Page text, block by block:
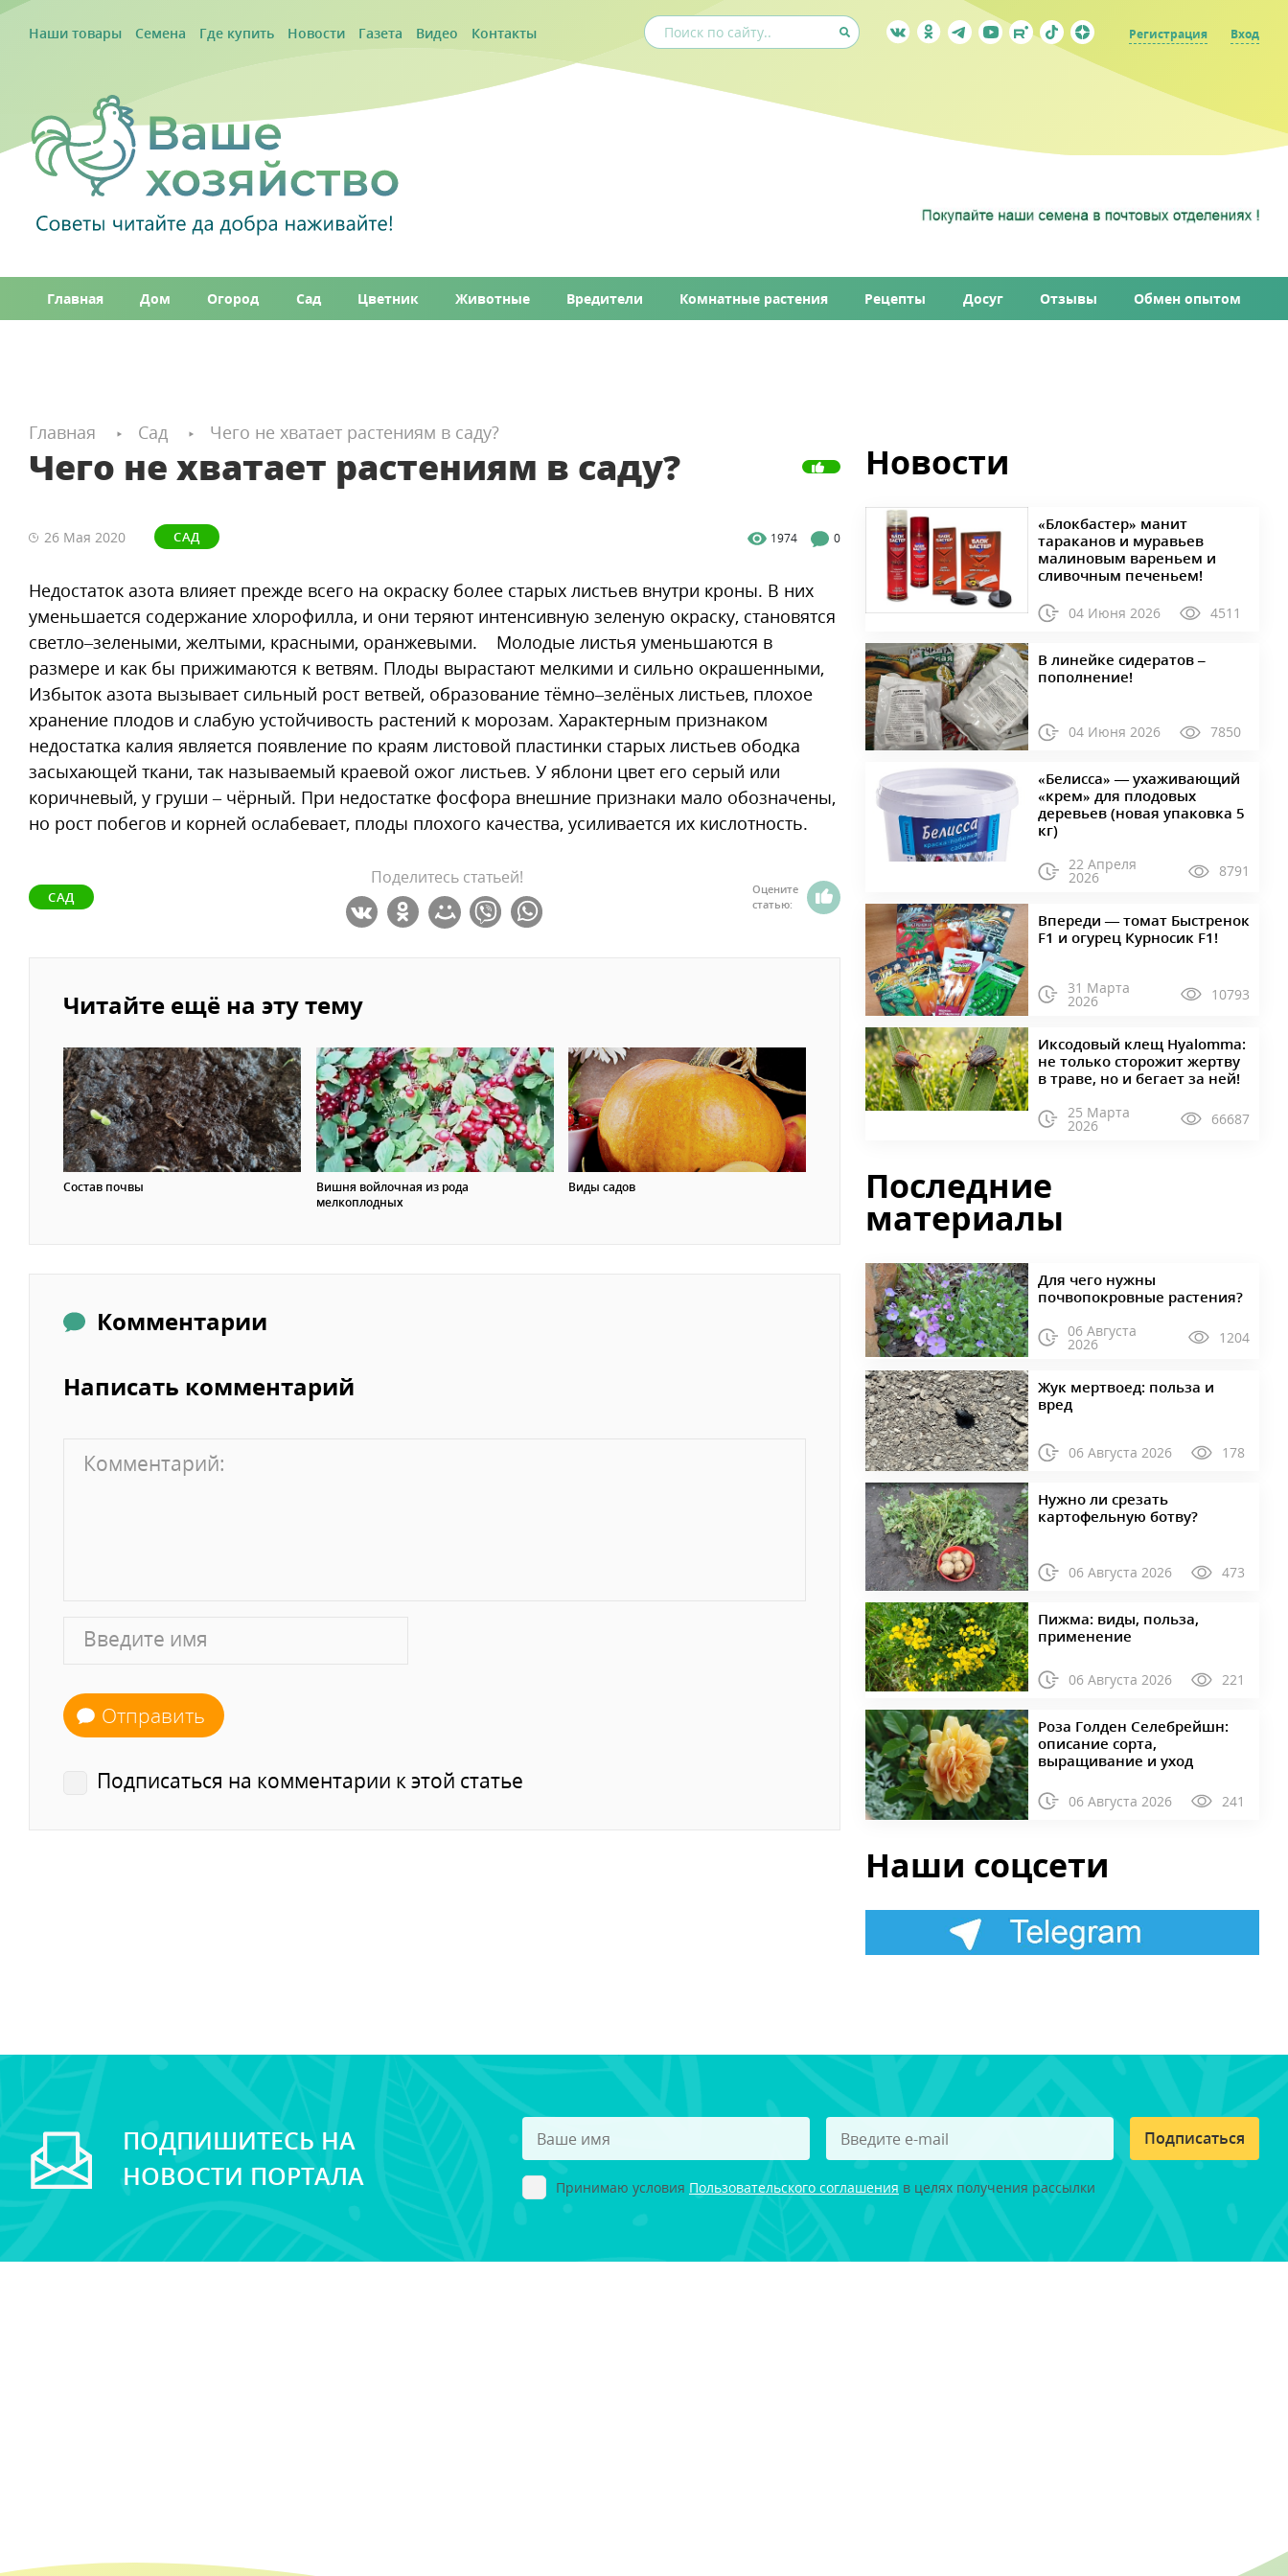
Наши товары Семена Где купить Новости Газета Видео Контакты Регистрация Вход
Главная Дом Огород Сад Цветник Животные Вредители Комнатные растения Рецепты Досуг Отзывы Обмен опытом
Главная Сад Чего не хватает растениям в саду?
Чего не хватает растениям в саду?
26 Мая 2020 САД 1974 0
Недостаток азота влияет прежде всего на окраску более старых листьев внутри кроны. В них
уменьшается содержание хлорофилла, и они теряют интенсивную зеленую окраску, становятся
светло–зелеными, желтыми, красными, оранжевыми. Молодые листья уменьшаются в
размере и как бы прижимаются к ветвям. Плоды вырастают мелкими и сильно окрашенными,
Избыток азота вызывает сильный рост ветвей, образование тёмно–зелёных листьев, плохое
хранение плодов и слабую устойчивость растений к морозам. Характерным признаком
недостатка калия является появление по краям листовой пластинки старых листьев ободка
засыхающей ткани, так называемый краевой ожог листьев. У яблони цвет его серый или
коричневый, у груши – чёрный. При недостатке фосфора внешние признаки мало обозначены,
но рост побегов и корней ослабевает, плоды плохого качества, усиливается их кислотность.
САД
Поделитесь статьей!
Оцените
статью:
Читайте ещё на эту тему
Состав почвы
Вишня войлочная из рода
мелкоплодных
Виды садов
Комментарии
Написать комментарий
Отправить
Подписаться на комментарии к этой статье
Новости
«Блокбастер» манит
тараканов и муравьев
малиновым вареньем и
сливочным печеньем!
04 Июня 2026 4511
В линейке сидератов –
пополнение!
04 Июня 2026 7850
«Белисса» — ухаживающий
«крем» для плодовых
деревьев (новая упаковка 5
кг)
22 Апреля
2026 8791
Впереди — томат Быстренок
F1 и огурец Курносик F1!
31 Марта
2026 10793
Иксодовый клещ Hyalomma:
не только сторожит жертву
в траве, но и бегает за ней!
25 Марта
2026 66687
Последние
материалы
Для чего нужны
почвопокровные растения?
06 Августа
2026 1204
Жук мертвоед: польза и
вред
06 Августа 2026 178
Нужно ли срезать
картофельную ботву?
06 Августа 2026 473
Пижма: виды, польза,
применение
06 Августа 2026 221
Роза Голден Селебрейшн:
описание сорта,
выращивание и уход
06 Августа 2026 241
Наши соцсети
ПОДПИШИТЕСЬ НА
НОВОСТИ ПОРТАЛА
Подписаться
Принимаю условия Пользовательского соглашения в целях получения рассылки